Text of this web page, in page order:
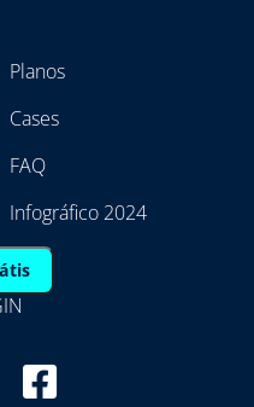
Planos
Cases
FAQ
Infográfico 2024